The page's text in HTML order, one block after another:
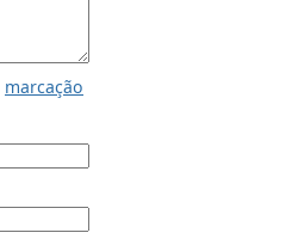
marcação